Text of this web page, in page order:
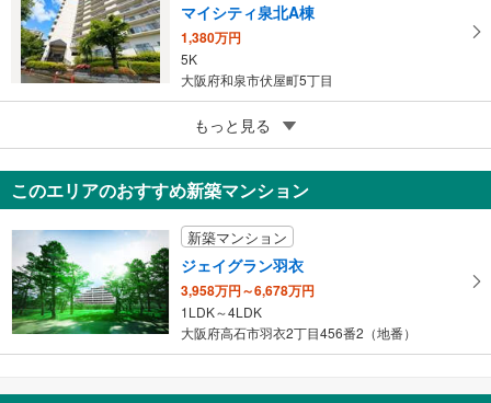
マイシティ泉北A棟
1,380万円
5K
大阪府和泉市伏屋町5丁目
パークタワー北浜
9,880万円
2LDK
大阪府大阪市中央区北浜東
もっと見る
このエリアのおすすめ新築マンション
新築マンション
ジェイグラン羽衣
3,958万円～6,678万円
1LDK～4LDK
大阪府高石市羽衣2丁目456番2（地番）